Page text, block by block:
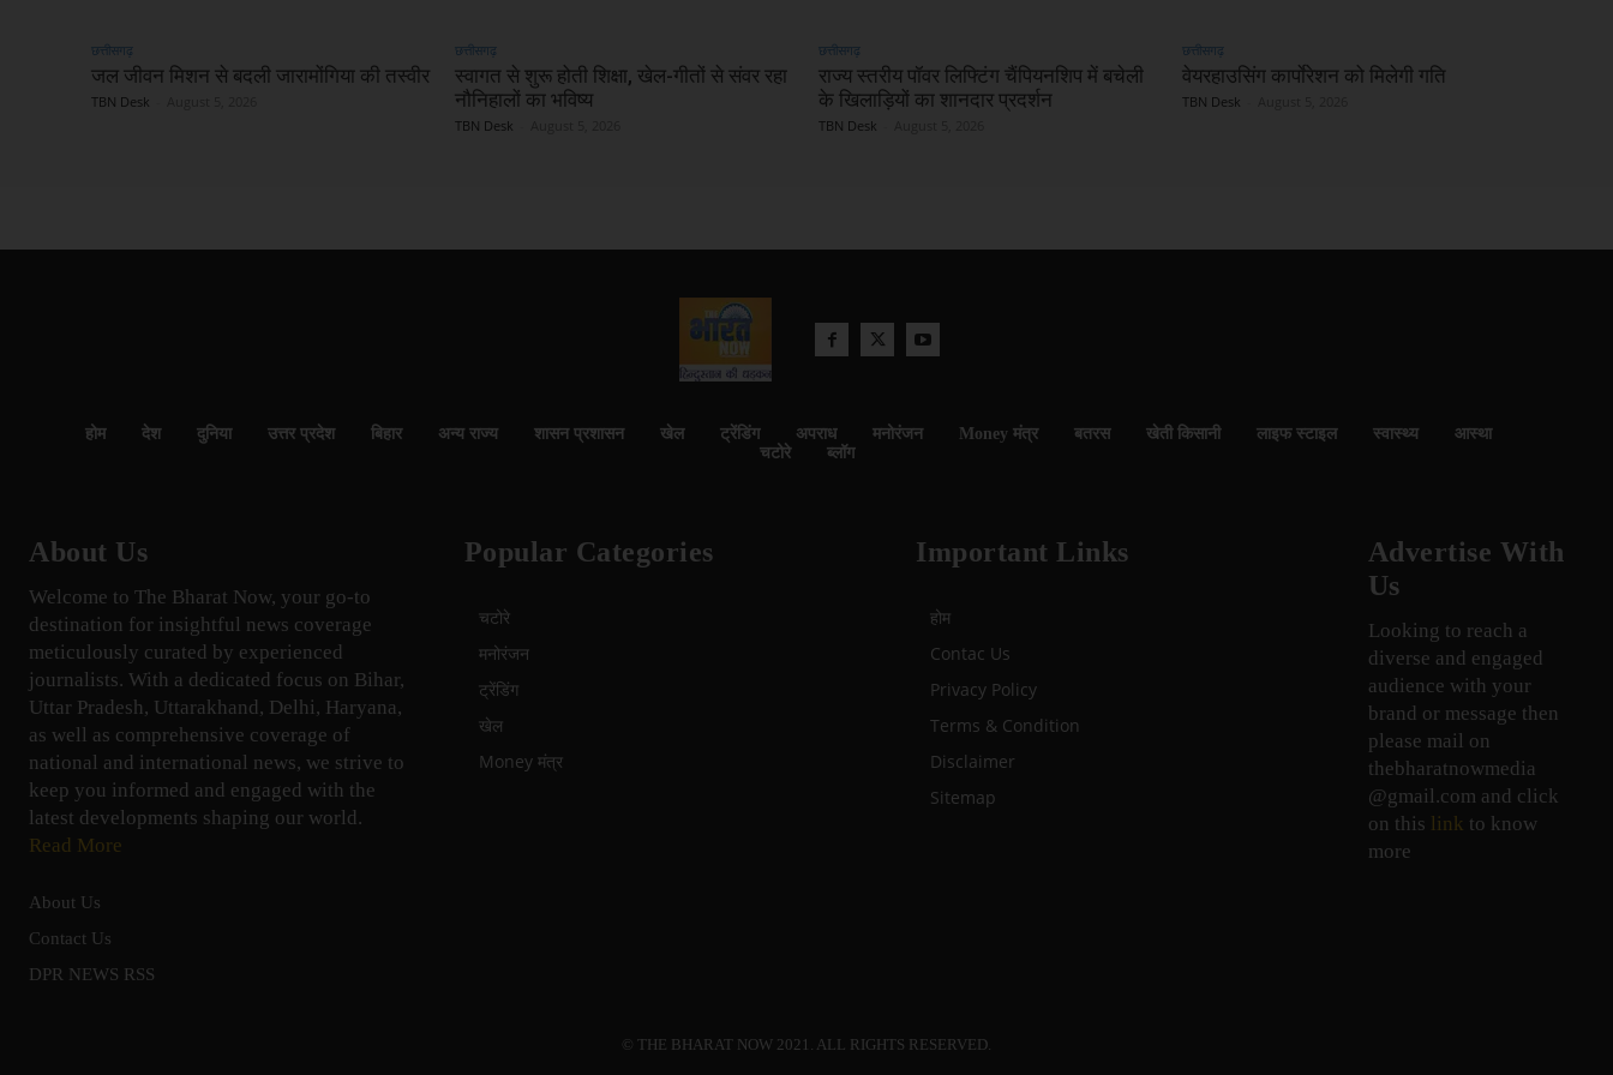
छत्तीसगढ़
जल जीवन मिशन से बदली जारामोंगिया की तस्वीर
TBN Desk
छत्तीसगढ़
स्वागत से शुरू होती शिक्षा, खेल-गीतों से संवर रहा
नौनिहालों का भविष्य
TBN Desk
छत्तीसगढ़
राज्य स्तरीय पॉवर लिफ्टिंग चैंपियनशिप में बचेली
के खिलाड़ियों का शानदार प्रदर्शन
TBN Desk
छत्तीसगढ़
वेयरहाउसिंग कार्पाेरेशन को मिलेगी गति
TBN Desk
होम देश दुनिया उत्तर प्रदेश बिहार अन्य राज्य शासन प्रशासन खेल ट्रेंडिंग अपराध मनोरंजन Money मंत्र बतरस खेती किसानी लाइफ स्टाइल स्वास्थ्य
आस्था
चटोरे
ब्लॉग
About Us
Welcome to The Bharat Now, your go-to
destination for insightful news coverage
meticulously curated by experienced
journalists. With a dedicated focus on Bihar,
Uttar Pradesh, Uttarakhand, Delhi, Haryana,
as well as comprehensive coverage of
national and international news, we strive to
keep you informed and engaged with the
latest developments shaping our world.
Read More
About Us
Contact Us
DPR NEWS RSS
Popular Categories
चटोरे
मनोरंजन
ट्रेंडिंग
खेल
Money मंत्र
Important Links
होम
Contac Us
Privacy Policy
Terms & Condition
Disclaimer
Sitemap
Advertise With
Us
Looking to reach a
diverse and engaged
audience with your
brand or message then
please mail on
thebharatnowmedia
@gmail.com and click
on this link to know
more
© THE BHARAT NOW 2021. ALL RIGHTS RESERVED.